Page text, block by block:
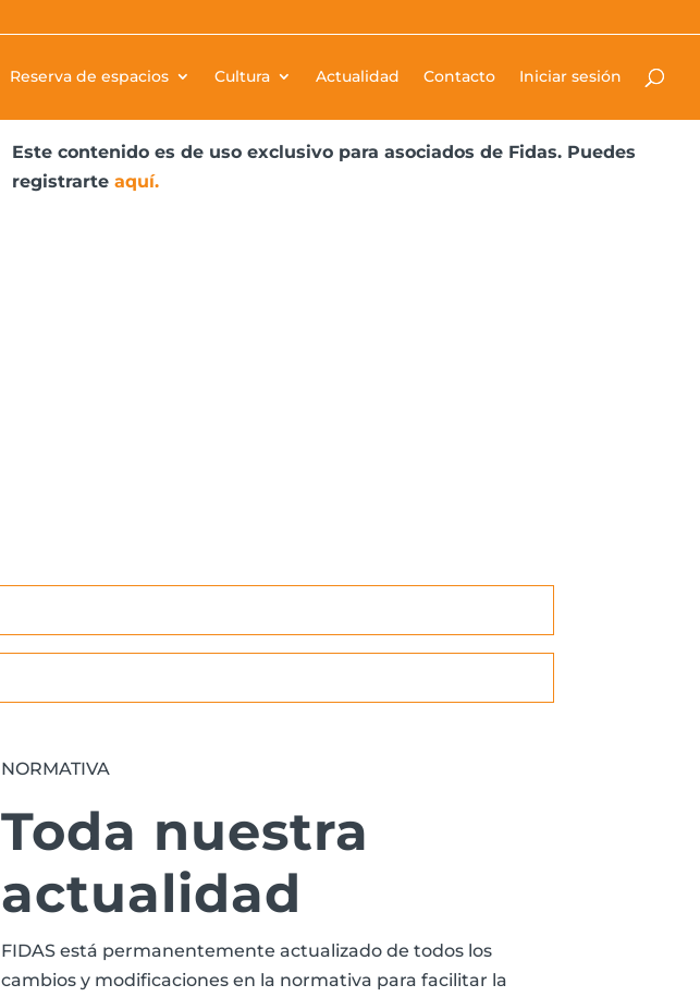
Reserva de espacios Cultura Actualidad Contacto Iniciar sesión
el CSCAE.
Este contenido es de uso exclusivo para asociados de Fidas. Puedes
registrarteaquí.
NORMATIVA
Toda nuestra
actualidad
FIDAS está permanentemente actualizado de todos los
cambios y modificaciones en la normativa para facilitar la